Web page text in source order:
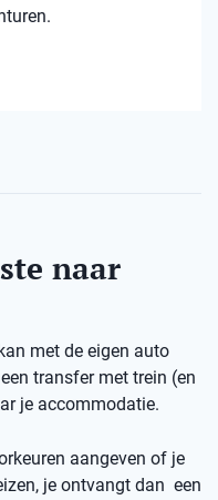
naar
met de eigen auto
transfer met trein (en
je accommodatie.
aangeven of je
je ontvangt dan een